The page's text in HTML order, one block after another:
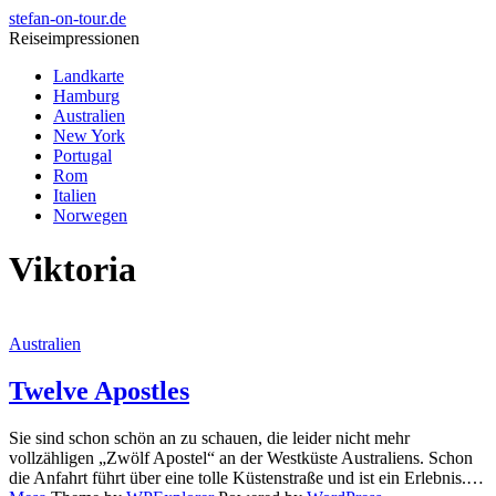
stefan-on-tour.de
Reiseimpressionen
Landkarte
Hamburg
Australien
New York
Portugal
Rom
Italien
Norwegen
Viktoria
Australien
Twelve Apostles
Sie sind schon schön an zu schauen, die leider nicht mehr
vollzähligen „Zwölf Apostel“ an der Westküste Australiens. Schon
die Anfahrt führt über eine tolle Küstenstraße und ist ein Erlebnis.…